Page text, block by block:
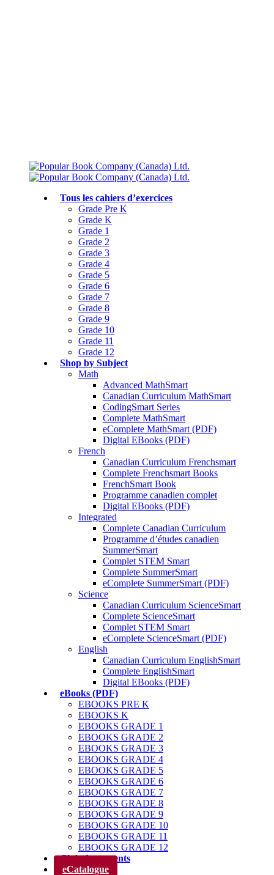
Tous les cahiers d’exercices
Grade Pre K
Grade K
Grade 1
Grade 2
Grade 3
Grade 4
Grade 5
Grade 6
Grade 7
Grade 8
Grade 9
Grade 10
Grade 11
Grade 12
Shop by Subject
Math
Advanced MathSmart
Canadian Curriculum MathSmart
CodingSmart Series
Complete MathSmart
eComplete MathSmart (PDF)
Digital EBooks (PDF)
French
Canadian Curriculum Frenchsmart
Complete Frenchsmart Books
FrenchSmart Book
Programme canadien complet
Digital EBooks (PDF)
Integrated
Complete Canadian Curriculum
Programme d’études canadien
SummerSmart
Complet STEM Smart
Complete SummerSmart
eComplete SummerSmart (PDF)
Science
Canadian Curriculum ScienceSmart
Complete ScienceSmart
Complet STEM Smart
eComplete ScienceSmart (PDF)
English
Canadian Curriculum EnglishSmart
Complete EnglishSmart
Digital EBooks (PDF)
eBooks (PDF)
EBOOKS PRE K
EBOOKS K
EBOOKS GRADE 1
EBOOKS GRADE 2
EBOOKS GRADE 3
EBOOKS GRADE 4
EBOOKS GRADE 5
EBOOKS GRADE 6
EBOOKS GRADE 7
EBOOKS GRADE 8
EBOOKS GRADE 9
EBOOKS GRADE 10
EBOOKS GRADE 11
EBOOKS GRADE 12
Club des parents
eCatalogue